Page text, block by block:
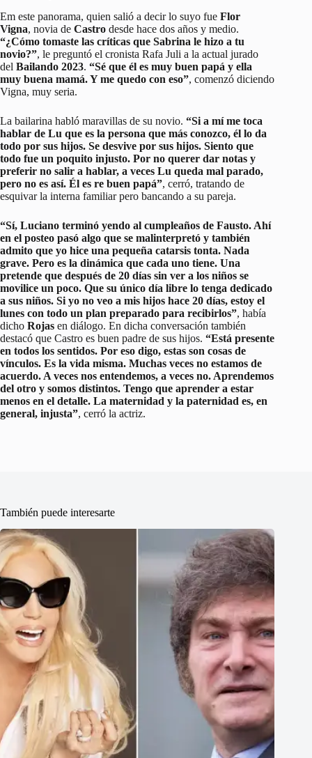
Em este panorama, quien salió a decir lo suyo fue Flor
Vigna, novia de Castro desde hace dos años y medio.
“¿Cómo tomaste las críticas que Sabrina le hizo a tu
novio?”, le preguntó el cronista Rafa Juli a la actual jurado
del Bailando 2023. “Sé que él es muy buen papá y ella
muy buena mamá. Y me quedo con eso”, comenzó diciendo
Vigna, muy seria.
La bailarina habló maravillas de su novio. “Si a mí me toca
hablar de Lu que es la persona que más conozco, él lo da
todo por sus hijos. Se desvive por sus hijos. Siento que
todo fue un poquito injusto. Por no querer dar notas y
preferir no salir a hablar, a veces Lu queda mal parado,
pero no es así. Él es re buen papá”, cerró, tratando de
esquivar la interna familiar pero bancando a su pareja.
“Sí, Luciano terminó yendo al cumpleaños de Fausto. Ahí
en el posteo pasó algo que se malinterpretó y también
admito que yo hice una pequeña catarsis tonta. Nada
grave. Pero es la dinámica que cada uno tiene. Una
pretende que después de 20 días sin ver a los niños se
movilice un poco. Que su único día libre lo tenga dedicado
a sus niños. Si yo no veo a mis hijos hace 20 días, estoy el
lunes con todo un plan preparado para recibirlos”, había
dicho Rojas en diálogo. En dicha conversación también
destacó que Castro es buen padre de sus hijos. “Está presente
en todos los sentidos. Por eso digo, estas son cosas de
vínculos. Es la vida misma. Muchas veces no estamos de
acuerdo. A veces nos entendemos, a veces no. Aprendemos
del otro y somos distintos. Tengo que aprender a estar
menos en el detalle. La maternidad y la paternidad es, en
general, injusta”, cerró la actriz.
También puede interesarte